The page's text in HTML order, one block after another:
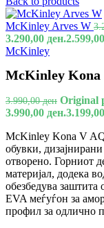
McKinley Arves W
3.290,00 ден.2.599,00
McKinley
McKinley Kona
3.990,00ден Original
3.990,00 ден.3.199,00
McKinley Kona V
обувки,
отворено. Горниот
материјал, додека
обезбедува заштита
EVA меѓуѓон за
профил за одлично